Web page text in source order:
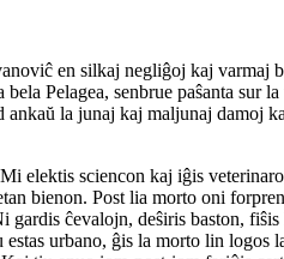
en silkaj negliĝoj kaj varmaj
Pelagea, senbrue paŝanta sur
la junaj kaj maljunaj damoj
sciencon kaj iĝis
bienon. Post lia morto oni
ĉevalojn, deŝiris baston,
urbano, ĝis la morto lin logos